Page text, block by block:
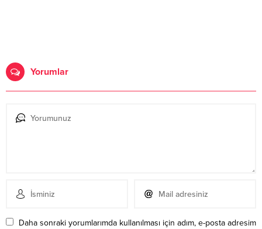
Yorumlar
Daha sonraki yorumlarımda kullanılması için adım, e-posta adresim